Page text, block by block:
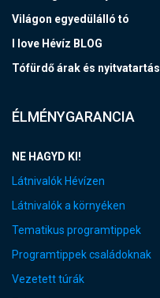
Világon egyedülálló tó
I love Hévíz BLOG
Tófürdő árak és nyitvatartás
ÉLMÉNYGARANCIA
NE HAGYD KI!
Látnivalók Hévízen
Látnivalók a környéken
Tematikus programtippek
Programtippek családoknak
Vezetett túrák